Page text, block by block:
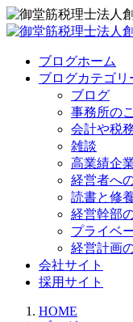
ブログホーム
ブログカテゴリ
ブログ
事務所の
会計や税
雑談
高業績企
経営者へ
読書と修
経営幹部
プライベ
経営計画
会社サイト
採用サイト
HOME